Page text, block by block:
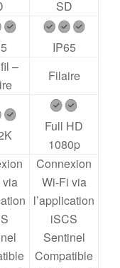
SD
IP65
–
Filaire
Full HD
1080p
Connexion
Wi-Fi via
l’application
iSCS
Sentinel
Compatible